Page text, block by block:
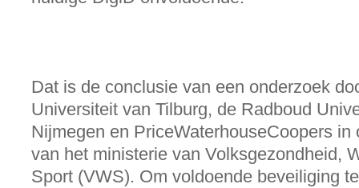
Dat is de conclusie van een onderzoek
Universiteit van Tilburg, de Radboud
Nijmegen en PriceWaterhouseCoopers in
van het ministerie van Volksgezondheid,
Sport (VWS). Om voldoende beveiliging